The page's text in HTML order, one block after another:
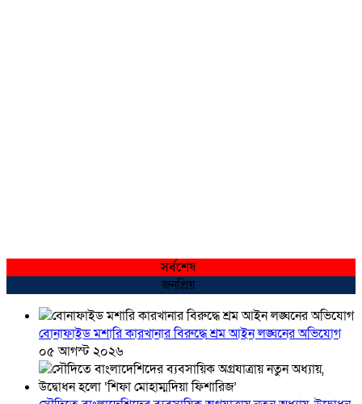
সর্বশেষ
জনপ্রিয়
বোনাফাইড মশারি কারখানার বিরুদ্ধে শ্রম আইন লঙ্ঘনের অভিযোগ
০৫ আগস্ট ২০২৬